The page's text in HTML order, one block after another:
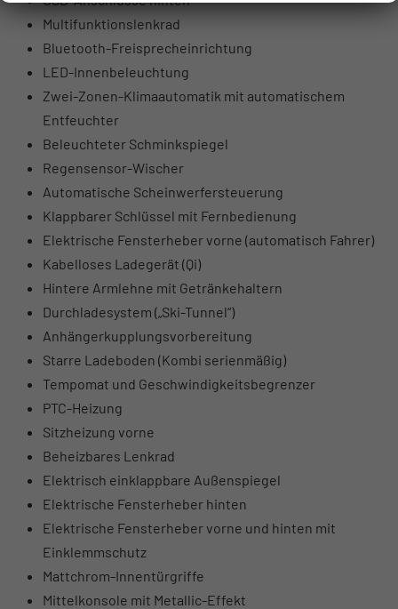
Multifunktionslenkrad
Bluetooth-Freisprecheinrichtung
LED-Innenbeleuchtung
Zwei-Zonen-Klimaautomatik mit automatischem
Entfeuchter
Beleuchteter Schminkspiegel
Regensensor-Wischer
Automatische Scheinwerfersteuerung
Klappbarer Schlüssel mit Fernbedienung
Elektrische Fensterheber vorne (automatisch Fahrer)
Kabelloses Ladegerät (Qi)
Hintere Armlehne mit Getränkehaltern
Durchladesystem („Ski-Tunnel“)
Anhängerkupplungsvorbereitung
Starre Ladeboden (Kombi serienmäßig)
Tempomat und Geschwindigkeitsbegrenzer
PTC-Heizung
Sitzheizung vorne
Beheizbares Lenkrad
Elektrisch einklappbare Außenspiegel
Elektrische Fensterheber hinten
Elektrische Fensterheber vorne und hinten mit
Einklemmschutz
Mattchrom-Innentürgriffe
Mittelkonsole mit Metallic-Effekt